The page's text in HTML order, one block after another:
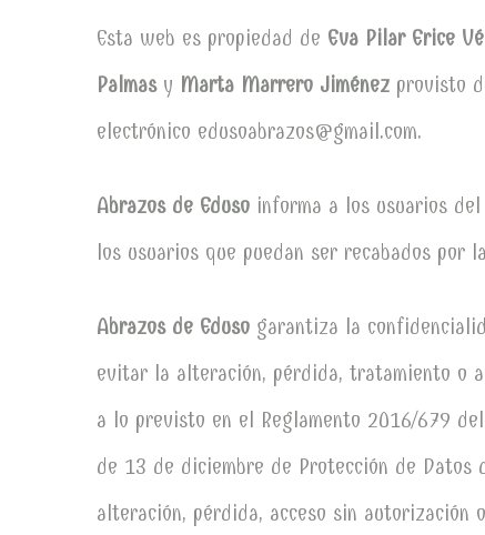
Esta web es propiedad de Eva Pilar Erice
Palmasy Marta Marrero Jiménez provisto
electrónico edusoabrazos@gmail.com.
Abrazos de Eduso informa a los usuarios
los usuarios que puedan ser recabados
Abrazos de Eduso garantiza la
evitar la alteración, pérdida, tratamiento o
a lo previsto en el Reglamento 2016/679
de 13 de diciembre de Protección de Datos
alteración, pérdida, acceso sin